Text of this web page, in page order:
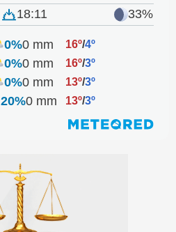
18:11 33%
0%0 mm 16º/4º
0%0 mm 16º/3º
0%0 mm 13º/3º
20%0 mm 13º/3º